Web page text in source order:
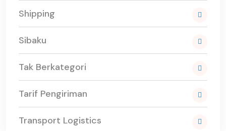
Shipping
Sibaku
Tak Berkategori
Tarif Pengiriman
Transport Logistics